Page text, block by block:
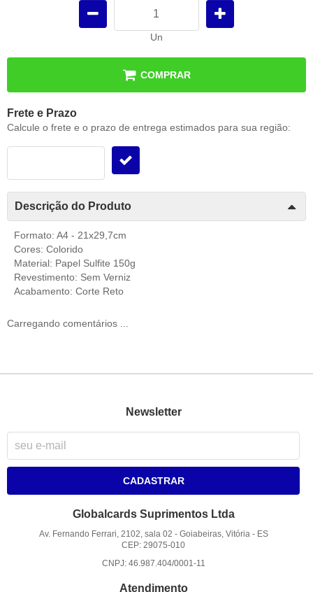
Un
COMPRAR
Frete e Prazo
Calcule o frete e o prazo de entrega estimados para sua região:
Descrição do Produto
Formato: A4 - 21x29,7cm
Cores: Colorido
Material: Papel Sulfite 150g
Revestimento: Sem Verniz
Acabamento: Corte Reto
Carregando comentários ...
Newsletter
CADASTRAR
Globalcards Suprimentos Ltda
Av. Fernando Ferrari, 2102, sala 02 - Goiabeiras, Vitória- ES
CEP: 29075-010
CNPJ: 46.987.404/0001-11
Atendimento